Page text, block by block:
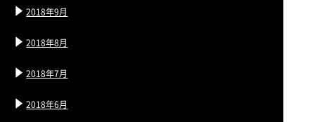
2018年9月
2018年8月
2018年7月
2018年6月